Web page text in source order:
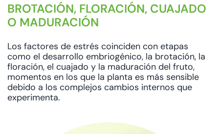
BROTACIÓN, FLORACIÓN, CUAJADO
O MADURACIÓN
Los factores de estrés coinciden con etapas
como el desarrollo embriogénico, la brotación, la
floración, el cuajado y la maduración del fruto,
momentos en los que la planta es más sensible
debido a los complejos cambios internos que
experimenta.